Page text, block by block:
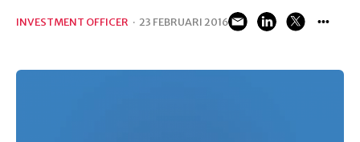
INVESTMENT OFFICER · 23 FEBRUARI 2016